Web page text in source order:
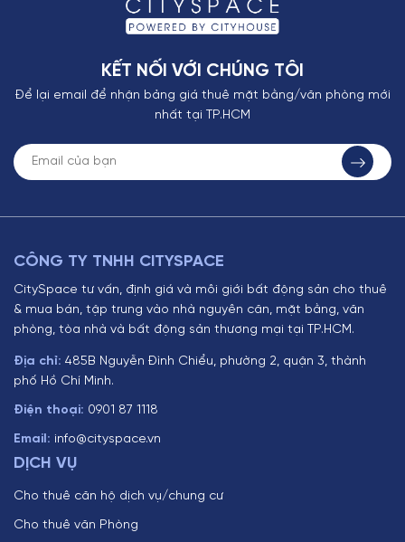
KẾT NỐI VỚI CHÚNG TÔI
Để lại email để nhận bảng giá thuê mặt bằng/văn phòng mới
nhất tại TP.HCM
CÔNG TY TNHH CITYSPACE
CitySpace tư vấn, định giá và môi giới bất động sản cho thuê
& mua bán, tập trung vào nhà nguyên căn, mặt bằng, văn
phòng, tòa nhà và bất động sản thương mại tại TP.HCM.
Địa chỉ: 485B Nguyễn Đình Chiểu, phường 2, quận 3, thành
phố Hồ Chí Minh.
Điện thoại: 0901 87 1118
Email: info@cityspace.vn
DỊCH VỤ
Cho thuê căn hộ dịch vụ/chung cư
Cho thuê văn Phòng